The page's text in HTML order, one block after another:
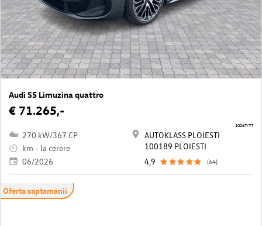
Audi S5 Limuzina quattro
€ 71.265,-
270 kW/367 CP
km - la cerere
06/2026
AUTOKLASS PLOIESTI
100189 PLOIESTI
4,9
(64)
10267/77
Oferta saptamanii